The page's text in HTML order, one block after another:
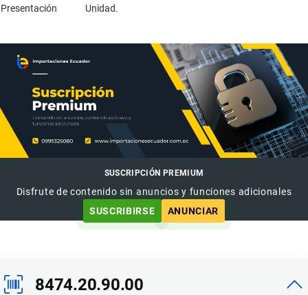
Presentación
Unidad.
SUSCRIPCIÓN PREMIUM
Disfrute de contenido sin anuncios y funciones adicionales
SUSCRIBIRSE
ANUNCIAR
8474.20.90.00